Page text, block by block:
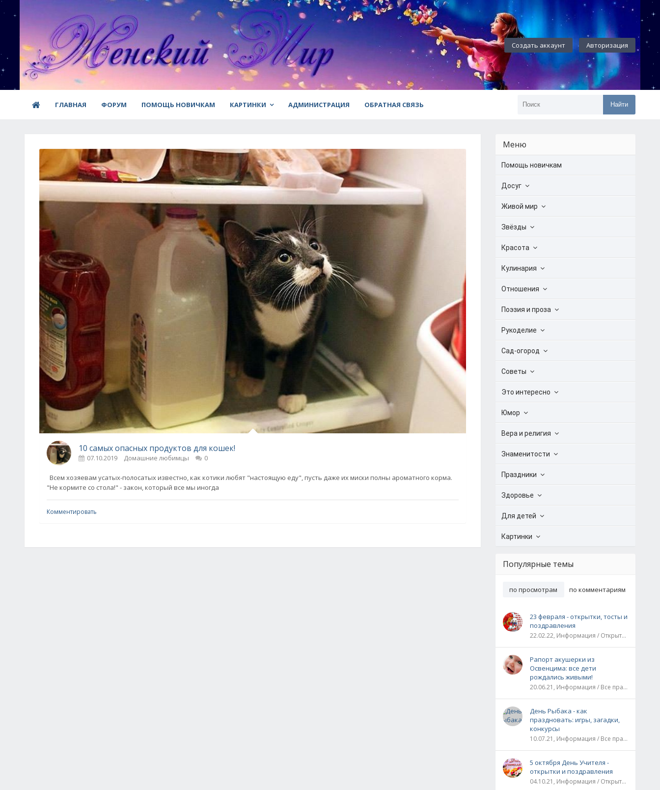
Создать аккаунт Авторизация
ГЛАВНАЯ ФОРУМ ПОМОЩЬ НОВИЧКАМ КАРТИНКИ АДМИНИСТРАЦИЯ ОБРАТНАЯ СВЯЗЬ Найти
10 самых опасных продуктов для кошек!
07.10.2019 Домашние любимцы 0
Всем хозяевам усатых-полосатых известно, как котики любят "настоящую еду", пусть даже их миски полны ароматного корма.
"Не кормите со стола!" - закон, который все мы иногда
Комментировать
Меню
Помощь новичкам
Досуг
Живой мир
Звёзды
Красота
Кулинария
Отношения
Поэзия и проза
Рукоделие
Сад-огород
Советы
Это интересно
Юмор
Вера и религия
Знаменитости
Праздники
Здоровье
Для детей
Картинки
Популярные темы
по просмотрам по комментариям
23 февраля - открытки, тосты и
поздравления
22.02.22, Информация / Открытки / Все праздники
Рапорт акушерки из
Освенцима: все дети
рождались живыми!
20.06.21, Информация / Все праздники / Рассказы и истории
День Рыбака - как
праздновать: игры, загадки,
конкурсы
10.07.21, Информация / Все праздники
5 октября День Учителя -
открытки и поздравления
04.10.21, Информация / Открытки / Все праздники